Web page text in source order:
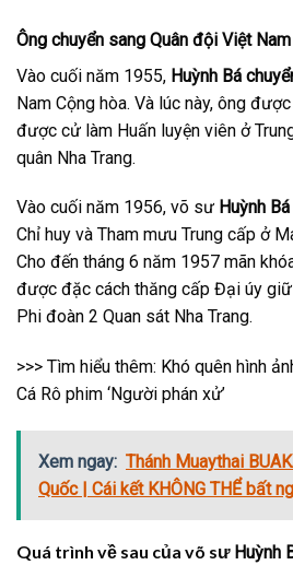
Ông chuyển sang Quân đội Việt
Vào cuối năm 1955, Huỳnh Bá
Nam Cộng hòa. Và lúc này, ông
được cử làm Huấn luyện viên ở
quân Nha Trang.
Vào cuối năm 1956, võ sư Huỳnh Bá
Chỉ huy và Tham mưu Trung cấp ở
Cho đến tháng 6 năm 1957 mãn
được đặc cách thăng cấp Đại úy
Phi đoàn 2 Quan sát Nha Trang.
>>> Tìm hiểu thêm: Khó quên hình
Cá Rô phim ‘Người phán xử’
Xem ngay: Thánh Muaythai
Quốc | Cái kết KHÔNG THỂ bất
Quá trình về sau của võ sư Huỳnh